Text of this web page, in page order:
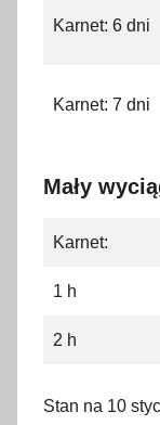
Karnet: 6 dni
Karnet: 7 dni
Mały
Karnet:
1 h
2 h
Stan na 10